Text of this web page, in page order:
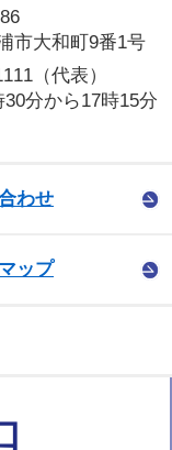
市大和町9番1号
（代表）
分から17時15分
わせ
ップ